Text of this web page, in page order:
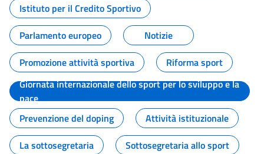
Istituto per il Credito Sportivo
Parlamento europeo
Notizie
Promozione attività sportiva
Riforma sport
Giornata internazionale dello sport per lo sviluppo e la
pace
Prevenzione del doping
Attività istituzionale
La sottosegretaria
Sottosegretaria allo sport